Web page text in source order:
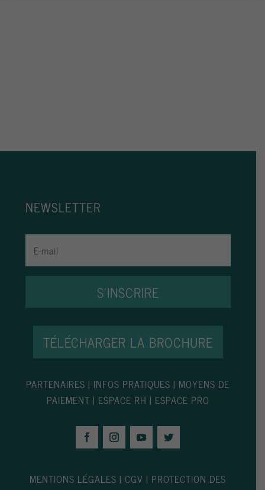
NEWSLETTER
S'INSCRIRE
TÉLÉCHARGER LA BROCHURE
PARTENAIRES | INFOS PRATIQUES | MOYENS DE
PAIEMENT | ESPACE RH | ESPACE PRO
MENTIONS LÉGALES |CGV | PROTECTION DES